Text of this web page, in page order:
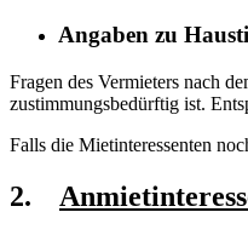
Angaben zu
Fragen des Vermieters nach
zustimmungsbedürftig ist.
Falls die Mietinteressenten
2.